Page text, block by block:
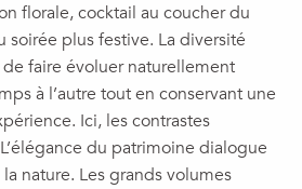
florale, cocktail au coucher du
soirée plus festive. La diversité
faire évoluer naturellement
à l’autre tout en conservant une
Ici, les contrastes
du patrimoine dialogue
nature. Les grands volumes